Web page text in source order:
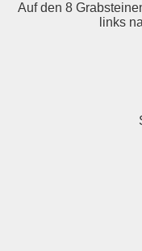
Auf den 8
links